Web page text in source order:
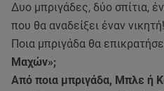
Δυο μπριγάδες, δύο σπίτια,
που θα αναδείξει έναν νικητή!
Ποια μπριγάδα θα
Μαχών»;
Από ποια μπριγάδα, Μπλε ή